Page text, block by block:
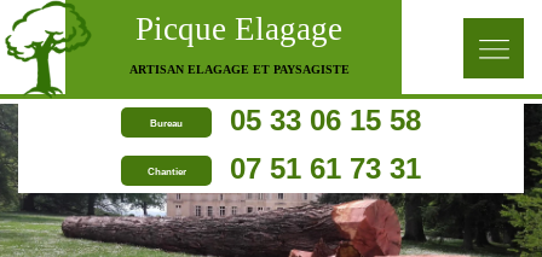
Picque Elagage
ARTISAN ELAGAGE ET PAYSAGISTE
Bureau 05 33 06 15 58
Chantier 07 51 61 73 31